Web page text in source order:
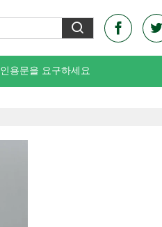
인용문을 요구하세요